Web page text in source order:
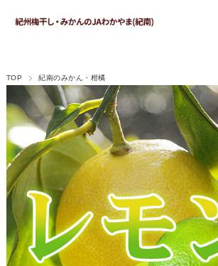
TOP 紀南のみかん・柑橘